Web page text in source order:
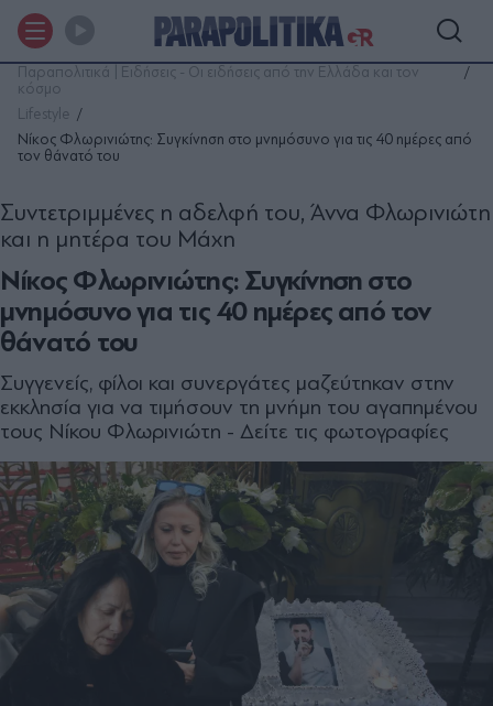
Παραπολιτικά | Ειδήσεις - Οι ειδήσεις από την Ελλάδα και τον
κόσμο
Lifestyle
Νίκος Φλωρινιώτης: Συγκίνηση στο μνημόσυνο για τις 40 ημέρες από
τον θάνατό του
Νίκος Φλωρινιώτης: Συγκίνηση στο
μνημόσυνο για τις 40 ημέρες από τον
θάνατό του
Συντετριμμένες η αδελφή του, Άννα Φλωρινιώτη
και η μητέρα του Μάχη
Συγγενείς, φίλοι και συνεργάτες μαζεύτηκαν στην
εκκλησία για να τιμήσουν τη μνήμη του αγαπημένου
τους Νίκου Φλωρινιώτη - Δείτε τις φωτογραφίες